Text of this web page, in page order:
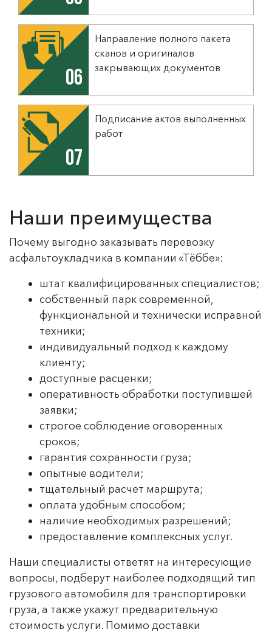
06
Направление полного пакета
сканов и оригиналов
закрывающих документов
07
Подписание актов выполненных
работ
Наши преимущества
Почему выгодно заказывать перевозку
асфальтоукладчика в компании «Тёббе»:
штат квалифицированных специалистов;
собственный парк современной,
функциональной и технически исправной
техники;
индивидуальный подход к каждому
клиенту;
доступные расценки;
оперативность обработки поступившей
заявки;
строгое соблюдение оговоренных
сроков;
гарантия сохранности груза;
опытные водители;
тщательный расчет маршрута;
оплата удобным способом;
наличие необходимых разрешений;
предоставление комплексных услуг.
Наши специалисты ответят на интересующие
вопросы, подберут наиболее подходящий тип
грузового автомобиля для транспортировки
груза, а также укажут предварительную
стоимость услуги. Помимо доставки